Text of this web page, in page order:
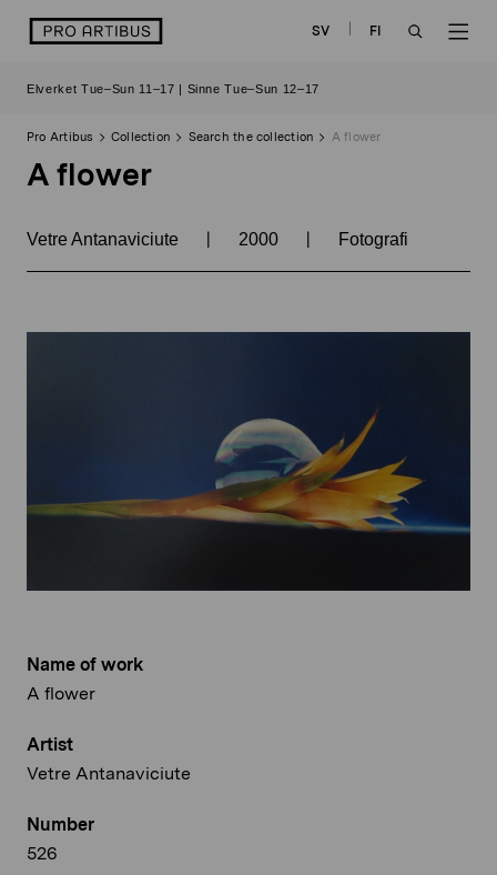
logo SV
FI
Elverket Tue–Sun 11–17 | Sinne Tue–Sun 12–17
Pro Artibus Collection Search the collection A flower
A flower
Vetre Antanaviciute | 2000 | Fotografi
Name of work
A flower
Artist
Vetre Antanaviciute
Number
526